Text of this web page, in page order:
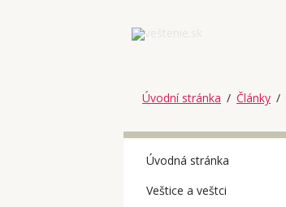
Úvodní stránka / Články /
Úvodná stránka
Veštice a veštci